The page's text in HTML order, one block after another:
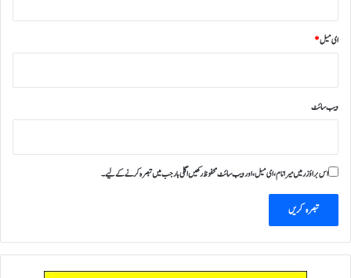
ای میل*
ویب‌ سائٹ
اس براؤزر میں میرا نام، ای میل، اور ویب سائٹ محفوظ رکھیں اگلی بار جب میں تبصرہ کرنے کےلیے۔